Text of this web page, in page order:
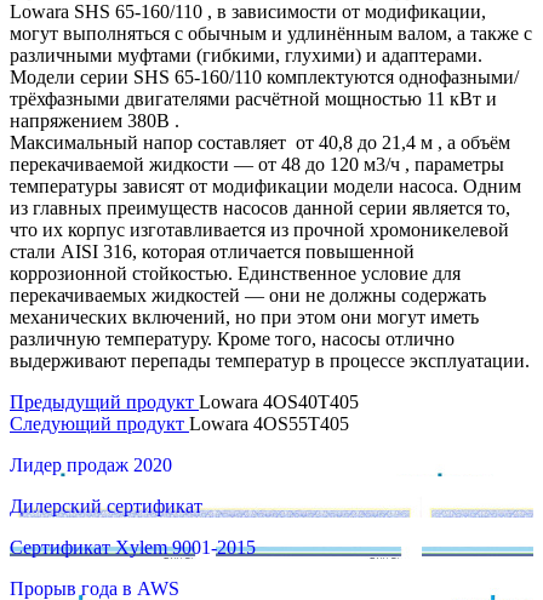
Lowara SHS 65-160/110 , в зависимости от модификации,
могут выполняться с обычным и удлинённым валом, а также с
различными муфтами (гибкими, глухими) и адаптерами.
Модели серии SHS 65-160/110 комплектуются однофазными/
трёхфазными двигателями расчётной мощностью 11 кВт и
напряжением 380В .
Максимальный напор составляет от 40,8 до 21,4 м , а объём
перекачиваемой жидкости — от 48 до 120 м3/ч , параметры
температуры зависят от модификации модели насоса. Одним
из главных преимуществ насосов данной серии является то,
что их корпус изготавливается из прочной хромоникелевой
стали AISI 316, которая отличается повышенной
коррозионной стойкостью. Единственное условие для
перекачиваемых жидкостей — они не должны содержать
механических включений, но при этом они могут иметь
различную температуру. Кроме того, насосы отлично
выдерживают перепады температур в процессе эксплуатации.
Предыдущий продукт Lowara 4OS40T405
Следующий продукт Lowara 4OS55T405
Лидер продаж 2020
Дилерский сертификат
Сертификат Xylem 9001-2015
Прорыв года в AWS